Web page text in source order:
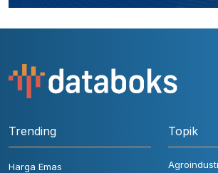
Trending
Harga Emas
Topik